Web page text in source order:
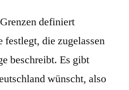
definiert
festlegt, die zugelassen
beschreibt. Es gibt
wünscht, also